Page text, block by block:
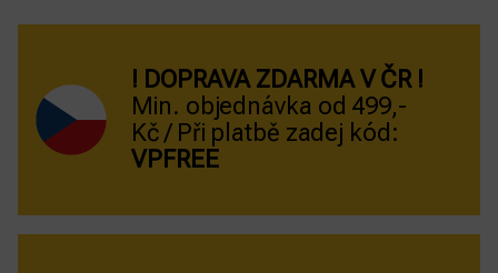
! DOPRAVA ZDARMA V ČR !
Min. objednávka od 499,-
Kč / Při platbě zadej kód:
VPFREE